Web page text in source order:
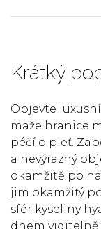
Krátký
Objevte
maže hranice
péčí o pleť.
a nevýrazný
okamžitě po
jim okamžitý
sfér kyseliny
dnem viditelně